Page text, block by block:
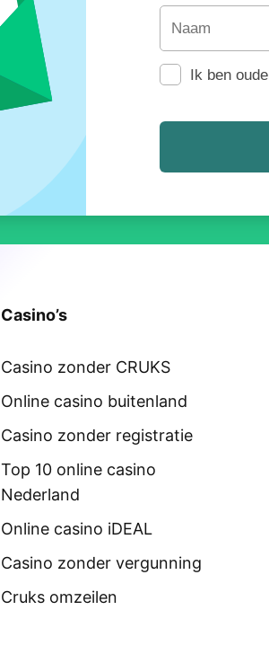
Ik ben
Casino’s
Casino zonder CRUKS
Online casino buitenland
Casino zonder registratie
Top 10 online casino
Nederland
Online casino iDEAL
Casino zonder vergunning
Cruks omzeilen